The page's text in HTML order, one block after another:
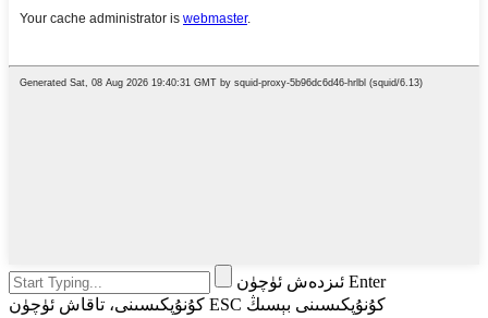
ئىزدەش ئۈچۈن Enter
كۇنۇپكىسىنى، تاقاش ئۈچۈن ESC كۇنۇپكىسىنى بېسىڭ